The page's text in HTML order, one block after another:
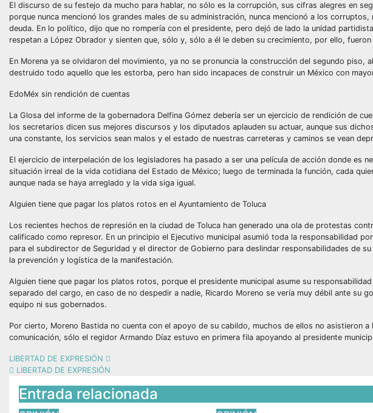
El discurso de su festejo da mucho para hablar, no sólo es la corrupción, sus cifras alegres en
porque nunca mencionó los grandes males de su administración, nunca mencionó a los
deuda. En lo político, dijo que no rompería con el presidente, pero dejó de lado la unidad
respetan a López Obrador y sienten que, sólo y, sólo a él le deben su crecimiento, por ello,
En Morena ya se olvidaron del movimiento, ya no se pronuncia la construcción del segundo
destruido todo aquello que les estorba, pero han sido incapaces de construir un México con
EdoMéx sin rendición de cuentas
La Glosa del informe de la gobernadora Delfina Gómez debería ser un ejercicio de rendición de
los secretarios dicen sus mejores discursos y los diputados aplauden su actuar, aunque sus
una constante, los servicios sean malos y el estado de nuestras carreteras y caminos se vean
El ejercicio de interpelación de los legisladores ha pasado a ser una película de acción donde es
situación irreal de la vida cotidiana del Estado de México; luego de terminada la función, cada
aunque nada se haya arreglado y la vida siga igual.
Alguien tiene que pagar los platos rotos en el Ayuntamiento de Toluca
Los recientes hechos de represión en la ciudad de Toluca han generado una ola de protestas
calificado como represor. En un principio el Ejecutivo municipal asumió toda la responsabilidad
para el subdirector de Seguridad y el director de Gobierno para deslindar responsabilidades de
la prevención y logística de la manifestación.
Alguien tiene que pagar los platos rotos, porque el presidente municipal asume su
separado del cargo, en caso de no despedir a nadie, Ricardo Moreno se vería muy débil ante su
equipo ni sus gobernados.
Por cierto, Moreno Bastida no cuenta con el apoyo de su cabildo, muchos de ellos no asistieron
comunicación, sólo el regidor Armando Díaz estuvo en primera fila apoyando al presidente
LIBERTAD DE EXPRESIÓN
LIBERTAD DE EXPRESIÓN
Entrada relacionada